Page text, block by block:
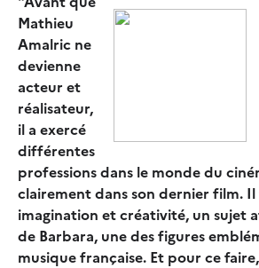
Mathieu
Amalric ne
devienne
acteur et
réalisateur,
il a exercé
différentes
professions dans le monde du
clairement dans son dernier film.
imagination et créativité, un sujet
de Barbara, une des figures
musique française. Et pour ce